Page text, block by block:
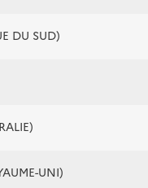
DU SUD)
UNI)